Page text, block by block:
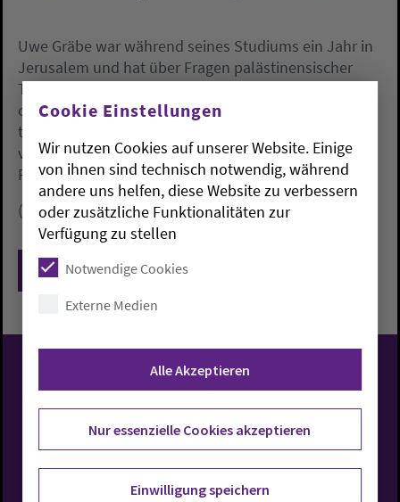
Uwe Gräbe war während seines Studiums ein Jahr in
Jerusalem und hat über Fragen palästinensischer
Theologie promoviert, so ist er sowohl mit jüdisch-
christlichen Traditionen als auch mit dem
theologischen Denken palästinensischer Christen
vertraut. Der Oldenburger wird im kommenden
Frühjahr die Aufgabe in Jerusalem übernehmen.
(Quelle: Pressestelle der EKD)
Zurück
Evangelisch-Lutherische
Kirche in Oldenburg
Cookie Einstellungen
Wir nutzen Cookies auf unserer Website. Einige
von ihnen sind technisch notwendig, während
andere uns helfen, diese Website zu verbessern
oder zusätzliche Funktionalitäten zur
Verfügung zu stellen
Notwendige Cookies
Externe Medien
Alle Akzeptieren
Nur essenzielle Cookies akzeptieren
Einwilligung speichern